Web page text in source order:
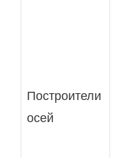
Построители
осей